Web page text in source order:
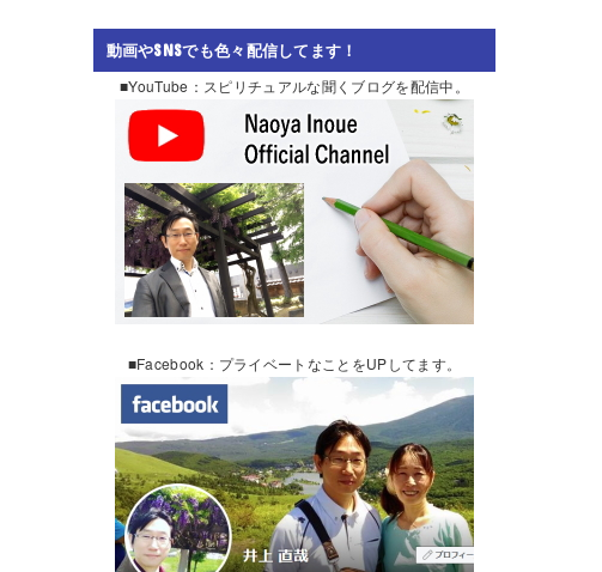
動画やSNSでも色々配信してます！
■YouTube：スピリチュアルな聞くブログを配信中。
■Facebook：プライベートなことをUPしてます。